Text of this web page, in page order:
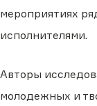
мероприятиях
исполнителями.
Авторы
молодежных и